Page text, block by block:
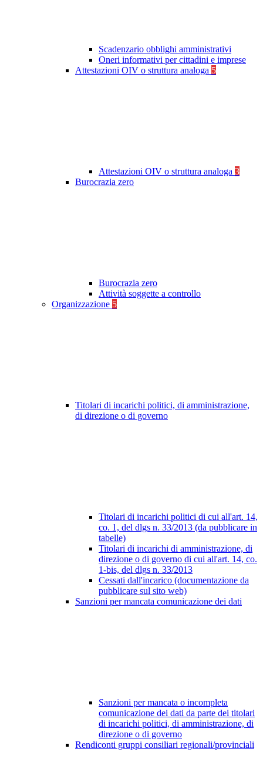
Scadenzario obblighi amministrativi
Oneri informativi per cittadini e imprese
Attestazioni OIV o struttura analoga 5
Attestazioni OIV o struttura analoga 3
Burocrazia zero
Burocrazia zero
Attività soggette a controllo
Organizzazione 5
Titolari di incarichi politici, di amministrazione,
di direzione o di governo
Titolari di incarichi politici di cui all'art. 14,
co. 1, del dlgs n. 33/2013 (da pubblicare in
tabelle)
Titolari di incarichi di amministrazione, di
direzione o di governo di cui all'art. 14, co.
1-bis, del dlgs n. 33/2013
Cessati dall'incarico (documentazione da
pubblicare sul sito web)
Sanzioni per mancata comunicazione dei dati
Sanzioni per mancata o incompleta
comunicazione dei dati da parte dei titolari
di incarichi politici, di amministrazione, di
direzione o di governo
Rendiconti gruppi consiliari regionali/provinciali